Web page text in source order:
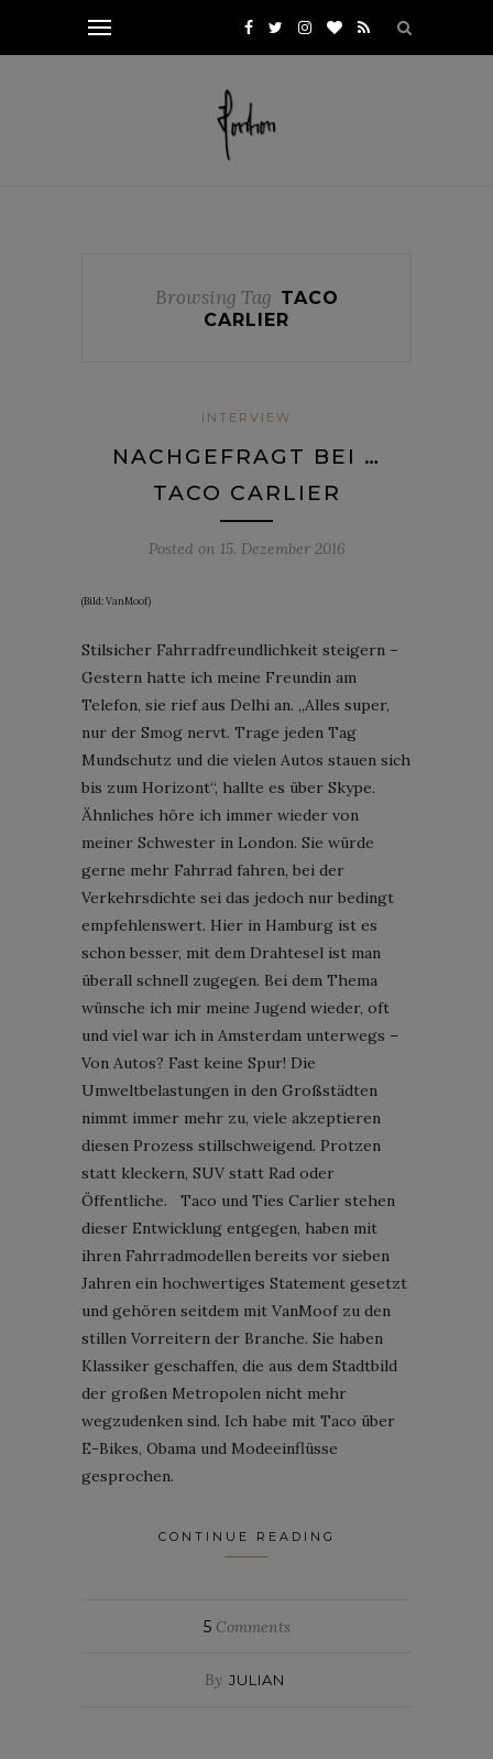
Browsing Tag TACO
CARLIER
INTERVIEW
NACHGEFRAGT BEI …
TACO CARLIER
Posted on 15. Dezember 2016
(Bild: VanMoof)
Stilsicher Fahrradfreundlichkeit steigern –
Gestern hatte ich meine Freundin am
Telefon, sie rief aus Delhi an. „Alles super,
nur der Smog nervt. Trage jeden Tag
Mundschutz und die vielen Autos stauen sich
bis zum Horizont“, hallte es über Skype.
Ähnliches höre ich immer wieder von
meiner Schwester in London. Sie würde
gerne mehr Fahrrad fahren, bei der
Verkehrsdichte sei das jedoch nur bedingt
empfehlenswert. Hier in Hamburg ist es
schon besser, mit dem Drahtesel ist man
überall schnell zugegen. Bei dem Thema
wünsche ich mir meine Jugend wieder, oft
und viel war ich in Amsterdam unterwegs –
Von Autos? Fast keine Spur! Die
Umweltbelastungen in den Großstädten
nimmt immer mehr zu, viele akzeptieren
diesen Prozess stillschweigend. Protzen
statt kleckern, SUV statt Rad oder
Öffentliche. Taco und Ties Carlier stehen
dieser Entwicklung entgegen, haben mit
ihren Fahrradmodellen bereits vor sieben
Jahren ein hochwertiges Statement gesetzt
und gehören seitdem mit VanMoof zu den
stillen Vorreitern der Branche. Sie haben
Klassiker geschaffen, die aus dem Stadtbild
der großen Metropolen nicht mehr
wegzudenken sind. Ich habe mit Taco über
E-Bikes, Obama und Modeeinflüsse
gesprochen.
CONTINUE READING
5Comments
By JULIAN